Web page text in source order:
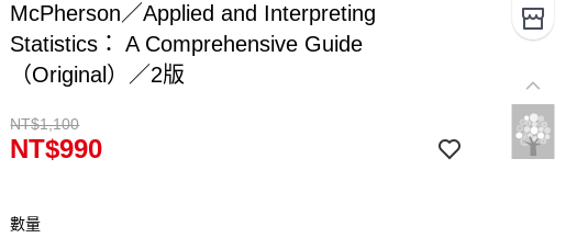
McPherson／Applied and Interpreting
Statistics： A Comprehensive Guide
（Original）／2版
NT$1,100
NT$990
數量